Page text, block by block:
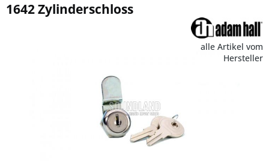
1642 Zylinderschloss
alle Artikel vom
Hersteller